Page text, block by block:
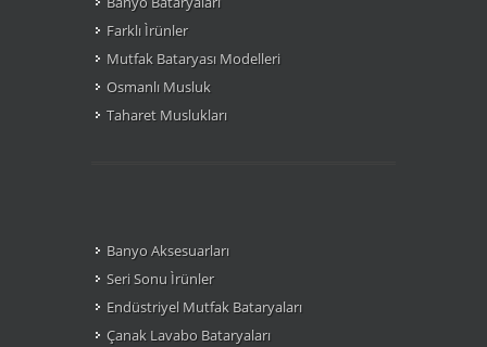
Farklı Ìrünler
Mutfak Bataryası Modelleri
Osmanlı Musluk
Taharet Muslukları
Banyo Aksesuarları
Seri Sonu Ìrünler
Endüstriyel Mutfak Bataryaları
Çanak Lavabo Bataryaları